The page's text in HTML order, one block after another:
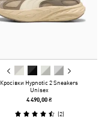
Кросівки Hypnotic 2 Sneakers
Unisex
4 490,00 ₴
(2)